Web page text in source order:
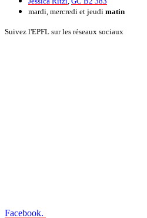
mardi, mercredi et jeudi matin
Suivez l'EPFL sur les réseaux sociaux
Facebook.